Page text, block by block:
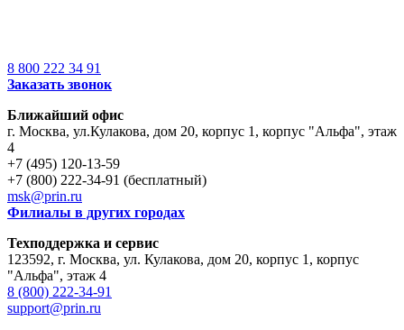
8 800 222 34 91
Заказать звонок
Ближайший офис
г. Москва, ул.Кулакова, дом 20, корпус 1, корпус "Альфа", этаж
4
+7 (495) 120-13-59
+7 (800) 222-34-91 (бесплатный)
msk@prin.ru
Филиалы в других городах
Техподдержка и сервис
123592, г. Москва, ул. Кулакова, дом 20, корпус 1, корпус
"Альфа", этаж 4
8 (800) 222-34-91
support@prin.ru